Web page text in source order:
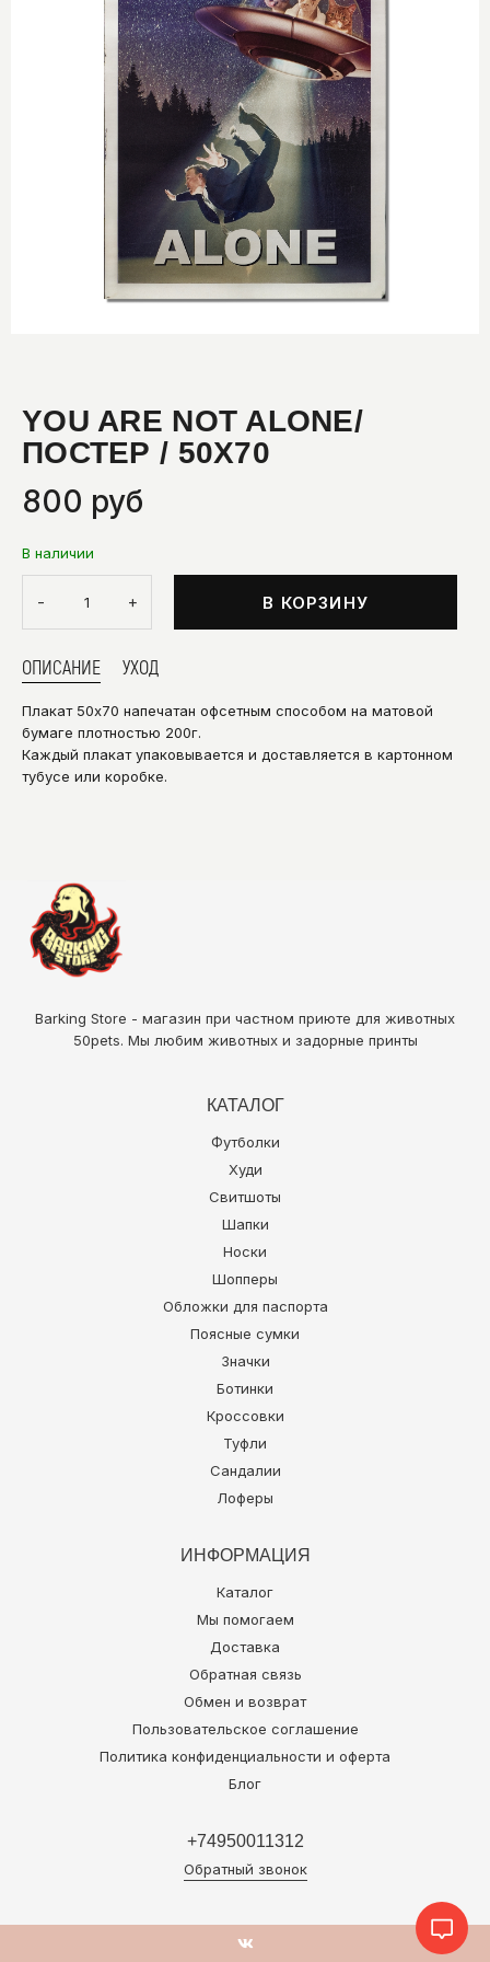
YOU ARE NOT ALONE/
ПОСТЕР / 50Х70
800 руб
В наличии
- + В КОРЗИНУ
ОПИСАНИЕ
Плакат 50х70 напечатан офсетным способом на матовой
бумаге плотностью 200г.
Каждый плакат упаковывается и доставляется в картонном
тубусе или коробке.
УХОД
Barking Store - магазин при частном приюте для животных
50pets. Мы любим животных и задорные принты
КАТАЛОГ
Футболки
Худи
Свитшоты
Шапки
Носки
Шопперы
Обложки для паспорта
Поясные сумки
Значки
Ботинки
Кроссовки
Туфли
Сандалии
Лоферы
ИНФОРМАЦИЯ
Каталог
Мы помогаем
Доставка
Обратная связь
Обмен и возврат
Пользовательское соглашение
Политика конфиденциальности и оферта
Блог
+74950011312
Обратный звонок